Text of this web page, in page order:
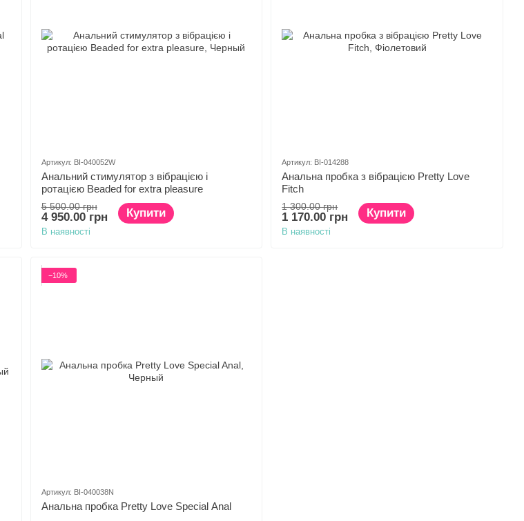
Артикул: BI-040052W
Анальний стимулятор з вібрацією і
ротацією Beaded for extra pleasure
5 500.00 грн
4 950.00 грн Купити
В наявності
Артикул: BI-014288
Анальна пробка з вібрацією Pretty Love
Fitch
1 300.00 грн
1 170.00 грн Купити
В наявності
−10%
Артикул: BI-040038N
Анальна пробка Pretty Love Special Anal